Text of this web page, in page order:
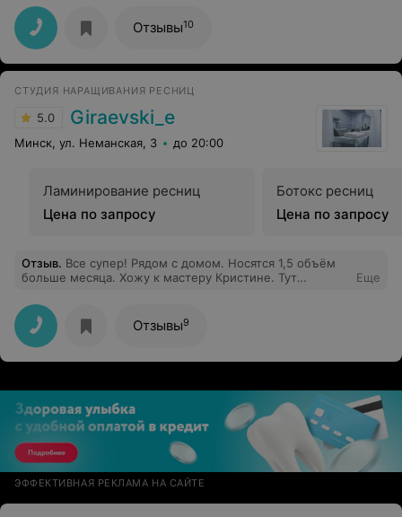
чай-кофе, поинтересовалась понравилось ли мне
качество проделанной работы. Приду ещё не раз!
Отзывы10
СТУДИЯ НАРАЩИВАНИЯ РЕСНИЦ
5.0 Giraevski_e
Минск, ул. Неманская, 3 до 20:00
Ламинирование ресниц
Цена по запросу
Ботокс ресниц
Цена по запросу
Отзыв. Все супер! Рядом с домом. Носятся 1,5 объём
больше месяца. Хожу к мастеру Кристине. Тут
отсутствие резких отмен записи со стороны салона.
Можно быть уверенной что на мероприятие попадёшь
с ресницами.
Еще
Отзывы9
ЭФФЕКТИВНАЯ РЕКЛАМА НА САЙТЕ